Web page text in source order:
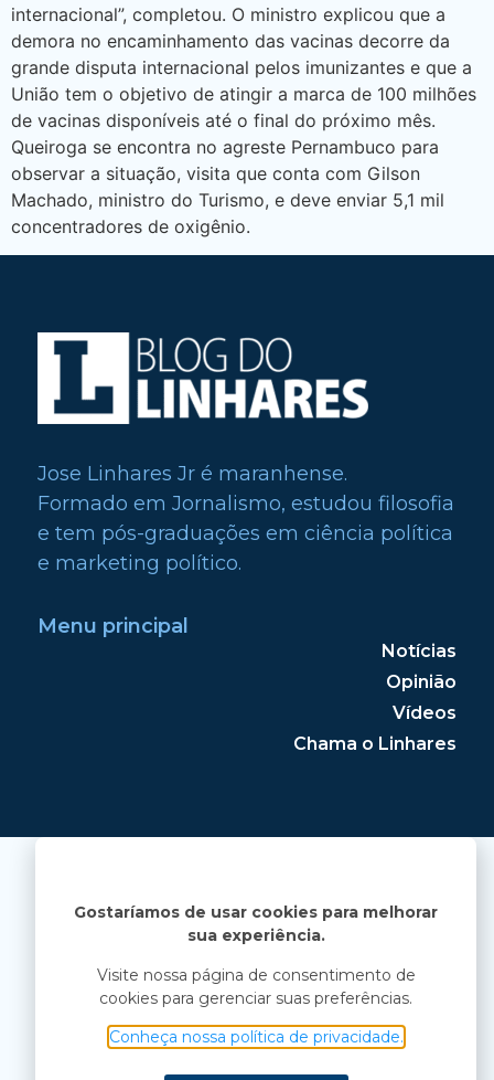
internacional”, completou. O ministro explicou que a
demora no encaminhamento das vacinas decorre da
grande disputa internacional pelos imunizantes e que a
União tem o objetivo de atingir a marca de 100 milhões
de vacinas disponíveis até o final do próximo mês.
Queiroga se encontra no agreste Pernambuco para
observar a situação, visita que conta com Gilson
Machado, ministro do Turismo, e deve enviar 5,1 mil
concentradores de oxigênio.
Jose Linhares Jr é maranhense.
Formado em Jornalismo, estudou filosofia
e tem pós-graduações em ciência política
e marketing político.
Menu principal
Notícias
Opinião
Vídeos
Chama o Linhares
Gostaríamos de usar cookies para melhorar
sua experiência.
Visite nossa página de consentimento de
cookies para gerenciar suas preferências.
Conheça nossa política de privacidade.